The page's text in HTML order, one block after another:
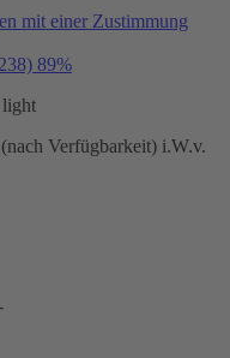
mit einer Zustimmung
89%
Verfügbarkeit) i.W.v.